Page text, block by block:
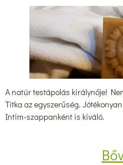
A natúr testápolás királynője!
Titka az egyszerűség.
Intim-szappanként is kiváló.